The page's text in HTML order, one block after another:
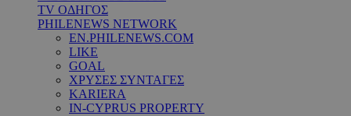
TV ΟΔΗΓΟΣ
PHILENEWS NETWORK
EN.PHILENEWS.COM
LIKE
GOAL
ΧΡΥΣΕΣ ΣΥΝΤΑΓΕΣ
KARIERA
IN-CYPRUS PROPERTY